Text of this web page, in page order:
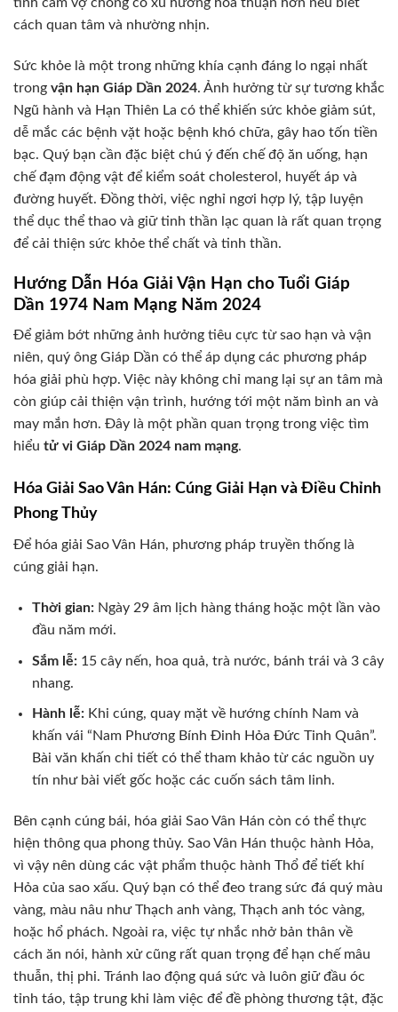
tình cảm vợ chồng có xu hướng hòa thuận hơn nếu biết
cách quan tâm và nhường nhịn.
Sức khỏe là một trong những khía cạnh đáng lo ngại nhất
trong vận hạn Giáp Dần 2024. Ảnh hưởng từ sự tương khắc
Ngũ hành và Hạn Thiên La có thể khiến sức khỏe giảm sút,
dễ mắc các bệnh vặt hoặc bệnh khó chữa, gây hao tốn tiền
bạc. Quý bạn cần đặc biệt chú ý đến chế độ ăn uống, hạn
chế đạm động vật để kiểm soát cholesterol, huyết áp và
đường huyết. Đồng thời, việc nghỉ ngơi hợp lý, tập luyện
thể dục thể thao và giữ tinh thần lạc quan là rất quan trọng
để cải thiện sức khỏe thể chất và tinh thần.
Hướng Dẫn Hóa Giải Vận Hạn cho Tuổi Giáp
Dần 1974 Nam Mạng Năm 2024
Để giảm bớt những ảnh hưởng tiêu cực từ sao hạn và vận
niên, quý ông Giáp Dần có thể áp dụng các phương pháp
hóa giải phù hợp. Việc này không chỉ mang lại sự an tâm mà
còn giúp cải thiện vận trình, hướng tới một năm bình an và
may mắn hơn. Đây là một phần quan trọng trong việc tìm
hiểu tử vi Giáp Dần 2024 nam mạng.
Hóa Giải Sao Vân Hán: Cúng Giải Hạn và Điều Chỉnh
Phong Thủy
Để hóa giải Sao Vân Hán, phương pháp truyền thống là
cúng giải hạn.
Thời gian:Ngày 29 âm lịch hàng tháng hoặc một lần vào
đầu năm mới.
Sắm lễ:15 cây nến, hoa quả, trà nước, bánh trái và 3 cây
nhang.
Hành lễ:Khi cúng, quay mặt về hướng chính Nam và
khấn vái “Nam Phương Bính Đinh Hỏa Đức Tinh Quân”.
Bài văn khấn chi tiết có thể tham khảo từ các nguồn uy
tín như bài viết gốc hoặc các cuốn sách tâm linh.
Bên cạnh cúng bái, hóa giải Sao Vân Hán còn có thể thực
hiện thông qua phong thủy. Sao Vân Hán thuộc hành Hỏa,
vì vậy nên dùng các vật phẩm thuộc hành Thổ để tiết khí
Hỏa của sao xấu. Quý bạn có thể đeo trang sức đá quý màu
vàng, màu nâu như Thạch anh vàng, Thạch anh tóc vàng,
hoặc hổ phách. Ngoài ra, việc tự nhắc nhở bản thân về
cách ăn nói, hành xử cũng rất quan trọng để hạn chế mâu
thuẫn, thị phi. Tránh lao động quá sức và luôn giữ đầu óc
tỉnh táo, tập trung khi làm việc để đề phòng thương tật, đặc